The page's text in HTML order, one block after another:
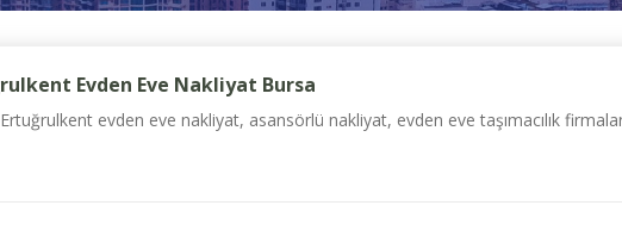
Evden Eve Nakliyat Bursa
evden eve nakliyat, asansörlü nakliyat, evden eve taşımacılık